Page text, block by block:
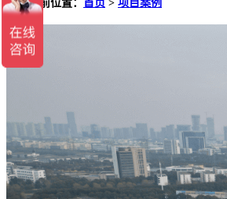
您的当前位置： 首页 > 项目案例